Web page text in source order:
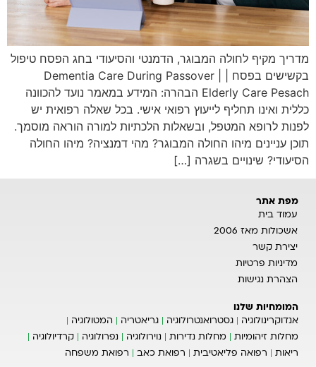
מדריך מקיף לחולה המבוגר, הדמנטי והסיעודי בחג הפסח טיפול
בקשישים בפסח | Dementia Care During Passover |
Elderly Care Pesach הבהרה: המידע במאמר נועד להכוונה
כללית ואינו תחליף לייעוץ רפואי אישי. בכל שאלה רפואית יש
לפנות לרופא המטפל, ובשאלות הלכתיות למורה הוראה מוסמך.
תוכן עניינים מיהו החולה המבוגר? מהי דמנציה? מיהו החולה
הסיעודי? שינויים בשגרה […]
מפת אתר
עמוד בית
אשכולות מאז 2006
יצירת קשר
מדיניות פרטיות
הצהרת נגישות
המומחיות שלנו
אנדוקרינולוגיה
גסטרואנטרולוגיה גריאטריה
המטולוגיה
מחלות זיהומיות
מחלות נדירות נוירולוגיה נפרולוגיה
קרדיולוגיה
ריאות
רפואה פליאטיבית רפואת כאב רפואת משפחה